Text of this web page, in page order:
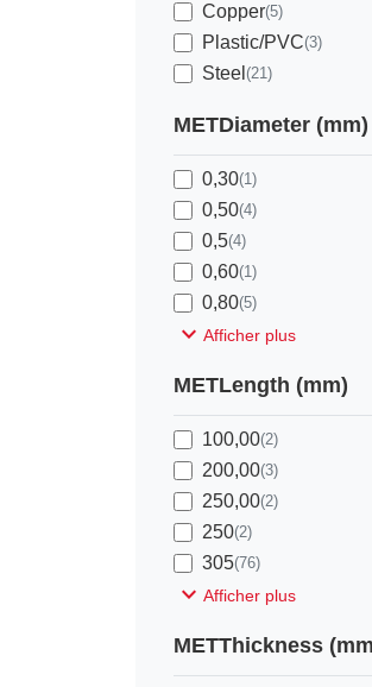
Copper(5)
Plastic/PVC(3)
Steel (21)
METDiameter (mm)
0,30(1)
0,50(4)
0,5(4)
0,60(1)
0,80(5)
expand_more Afficher plus
METLength (mm)
100,00(2)
200,00(3)
250,00(2)
250(2)
305(76)
expand_more Afficher plus
METThickness